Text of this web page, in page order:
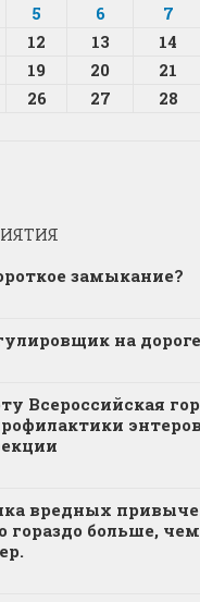
5 6 7
12 13 14
19 20 21
26 27 28
замыкание?
на
Всероссийская
вредных
гораздо больше,